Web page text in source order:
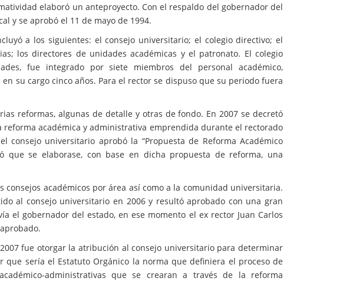
elaboró un anteproyecto. Con el respaldo del gobernador del
y se aprobó el 11 de mayo de 1994.
a los siguientes: el consejo universitario; el colegio directivo; el
los directores de unidades académicas y el patronato. El colegio
fue integrado por siete miembros del personal académico,
su cargo cinco años. Para el rector se dispuso que su periodo fuera
reformas, algunas de detalle y otras de fondo. En 2007 se decretó
académica y administrativa emprendida durante el rectorado
consejo universitario aprobó la “Propuesta de Reforma Académico
que se elaborase, con base en dicha propuesta de reforma, una
académicos por área así como a la comunidad universitaria.
al consejo universitario en 2006 y resultó aprobado con una gran
el gobernador del estado, en ese momento el ex rector Juan Carlos
fue otorgar la atribución al consejo universitario para determinar
que sería el Estatuto Orgánico la norma que definiera el proceso de
administrativas que se crearan a través de la reforma